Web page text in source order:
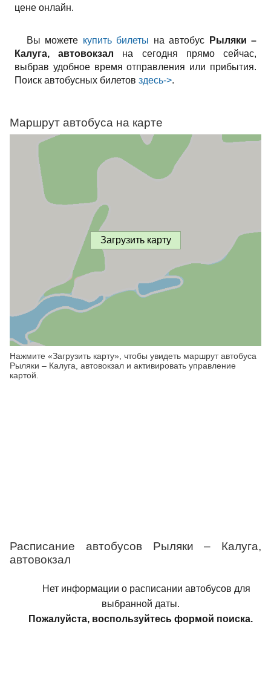
цене онлайн.
Вы можете купить билеты на автобус
Рыляки –
Калуга, автовокзал на сегодня прямо сейчас,
выбрав удобное время отправления или прибытия.
Поиск автобусных билетов здесь->.
Маршрут автобуса на карте
Загрузить карту
Нажмите «Загрузить карту», чтобы увидеть маршрут автобуса
Рыляки – Калуга, автовокзал и активировать управление
картой.
Расписание автобусов Рыляки – Калуга,
автовокзал
Нет информации о расписании автобусов для
выбранной даты.
Пожалуйста, воспользуйтесь формой поиска.